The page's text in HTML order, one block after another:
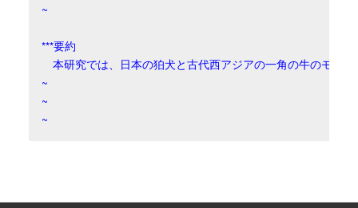
~
***要約
本研究では、日本の狛犬と古代西アジアの一角の牛のモチ
~
~
~